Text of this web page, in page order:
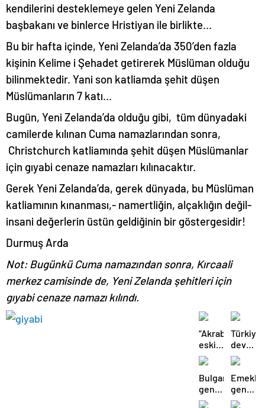
kendilerini desteklemeye gelen Yeni Zelanda
başbakanı ve binlerce Hristiyan ile birlikte…
Bu bir hafta içinde, Yeni Zelanda’da 350’den fazla
kişinin Kelime i Şehadet getirerek Müslüman olduğu
bilinmektedir. Yani son katliamda şehit düşen
Müslümanların 7 katı…
Bugün, Yeni Zelanda’da olduğu gibi, tüm dünyadaki
camilerde kılınan Cuma namazlarından sonra,
Christchurch katliamında şehit düşen Müslümanlar
için gıyabi cenaze namazları kılınacaktır.
Gerek Yeni Zelanda’da, gerek dünyada, bu Müslüman
katliamının kınanması,- namertliğin, alçaklığın değil-
insani değerlerin üstün geldiğinin bir göstergesidir!
Durmuş Arda
Not: Bugünkü Cuma namazından sonra, Kırcaali
merkez camisinde de, Yeni Zelanda şehitleri için
gıyabi cenaze namazı kılındı.
“Akrabam”
eski
savcı
Zekeriya
Öz’ün
aymazlığı
Türkiye,
devlet
aklıyla
mı,
yoksa
aklıyla
Bulgaristan
genel
seçimlerini
Emekli
general
Radev